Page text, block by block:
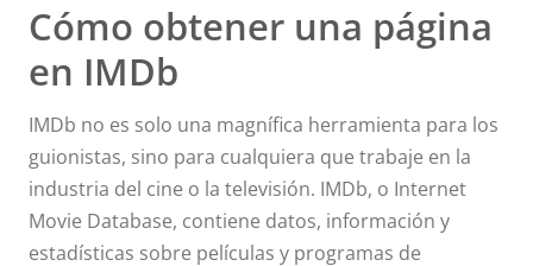
Cómo obtener una página
en IMDb
IMDb no es solo una magnífica herramienta para los
guionistas, sino para cualquiera que trabaje en la
industria del cine o la televisión. IMDb, o Internet
Movie Database, contiene datos, información y
estadísticas sobre películas y programas de